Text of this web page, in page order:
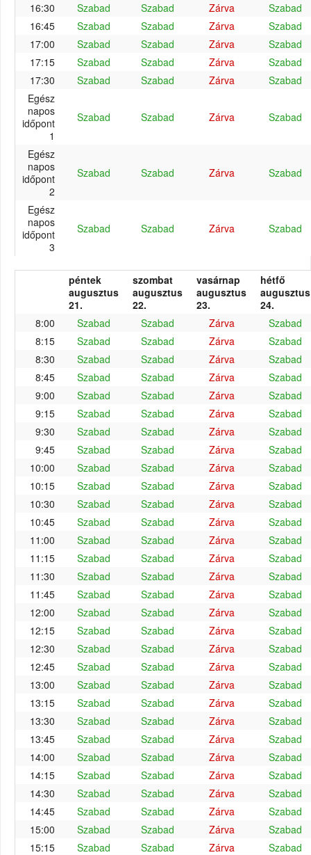
16:30 Szabad Szabad Zárva
Szabad
16:45
Szabad Szabad Zárva
Szabad
17:00
Szabad Szabad Zárva
Szabad
17:15
Szabad Szabad Zárva
Szabad
17:30
Szabad Szabad Zárva
Szabad
Egész
napos
időpont
1
Szabad Szabad Zárva Szabad
Egész
napos
időpont
2
Szabad Szabad Zárva Szabad
Egész
napos
időpont
3
Szabad Szabad Zárva Szabad
péntek
augusztus
21.
szombat
augusztus
22.
vasárnap
augusztus
23.
hétfő
augusztus
24.
8:00
Szabad Szabad Zárva
Szabad
8:15
Szabad Szabad Zárva
Szabad
8:30
Szabad Szabad Zárva
Szabad
8:45
Szabad Szabad Zárva
Szabad
9:00
Szabad Szabad Zárva
Szabad
9:15
Szabad Szabad Zárva
Szabad
9:30
Szabad Szabad Zárva
Szabad
9:45
Szabad Szabad Zárva
Szabad
10:00
Szabad Szabad Zárva
Szabad
10:15
Szabad Szabad Zárva
Szabad
10:30
Szabad Szabad Zárva
Szabad
10:45
Szabad Szabad Zárva
Szabad
11:00
Szabad Szabad Zárva
Szabad
11:15
Szabad Szabad Zárva
Szabad
11:30
Szabad Szabad Zárva
Szabad
11:45
Szabad Szabad Zárva
Szabad
12:00
Szabad Szabad Zárva
Szabad
12:15
Szabad Szabad Zárva
Szabad
12:30
Szabad Szabad Zárva
Szabad
12:45
Szabad Szabad Zárva
Szabad
13:00
Szabad Szabad Zárva
Szabad
13:15
Szabad Szabad Zárva
Szabad
13:30
Szabad Szabad Zárva
Szabad
13:45
Szabad Szabad Zárva
Szabad
14:00
Szabad Szabad Zárva
Szabad
14:15
Szabad Szabad Zárva
Szabad
14:30
Szabad Szabad Zárva
Szabad
14:45
Szabad Szabad Zárva
Szabad
15:00
Szabad Szabad Zárva
Szabad
15:15
Szabad Szabad Zárva
Szabad